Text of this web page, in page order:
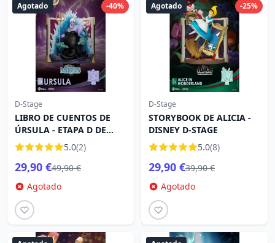
-40%
Agotado
D-Stage
LIBRO DE CUENTOS DE
ÚRSULA - ETAPA D DE
DISNEY
5.0(2)
29,90 €49,90 €
Agotado
-25%
Agotado
D-Stage
STORYBOOK DE ALICIA -
DISNEY D-STAGE
5.0(8)
29,90 €39,90 €
Agotado